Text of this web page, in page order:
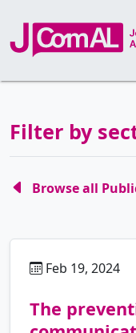
Filter by
Browse all
Feb 19, 2024
The